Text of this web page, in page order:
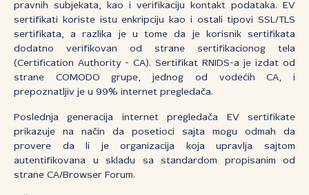
pravnih subjekata, kao i verifikaciju kontakt podataka. EV
sertifikati koriste istu enkripciju kao i ostali tipovi SSL/TLS
sertifikata, a razlika je u tome da je korisnik sertifikata
dodatno verifikovan od strane sertifikacionog tela
(Certification Authority - CA). Sertifikat RNIDS-a je izdat od
strane COMODO grupe, jednog od vodećih CA, i
prepoznatljiv je u 99% internet pregledača.
Poslednja generacija internet pregledača EV sertifikate
prikazuje na način da posetioci sajta mogu odmah da
provere da li je organizacija koja upravlja sajtom
autentifikovana u skladu sa standardom propisanim od
strane CA/Browser Forum.